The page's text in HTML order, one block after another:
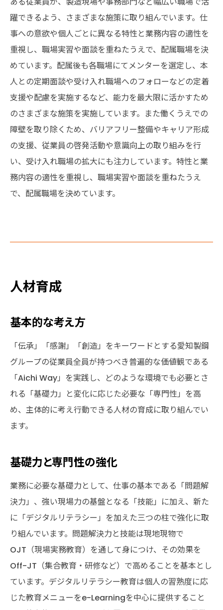
躍できるよう、さまざまな施策に取り組んでいます。仕
事への意欲や個人ごとに異なる特性と業務内容の適性を
重視し、職場実習や面談を重ねたうえで、配属職場を決
めています。配属後も各職場にてメンターを選定し、本
人との定期面談や受け入れ職場へのフォローなどの定着
支援や配慮を実施するなど、能力を最大限に活かすため
のさまざまな施策を実施しています。また働くうえでの
障壁を取り除くため、バリアフリー整備やキャリア形成
の支援、従業員の啓発活動や意識向上の取り組みを行
い、受け入れ職場の拡大にも注力しています。特性と業
務内容の適性を重視し、職場実習や面談を重ねたうえ
で、配属職場を決めています。
人材育成
基本的な考え方
「伝承」「感謝」「創造」をキーワードとする愛知製鋼
グループの従業員全員が持つべき普遍的な価値観である
「Aichi Way」を実践し、どのような環境でも必要とさ
れる「基礎力」と変化に応じた必要な「専門性」を高
め、主体的に考え行動できる人材の育成に取り組んでい
ます。
基礎力と専門性の強化
業務に必要な基礎力として、仕事の基本である「問題解
決力」、強い現場力の基盤となる「技能」に加え、新た
に「デジタルリテラシー」を加えた三つの柱で強化に取
り組んでいます。問題解決力と技能は現地現物で
OJT（現場実務教育）を通して身につけ、その効果を
Off-JT（集合教育・研修など）で高めることを基本とし
ています。デジタルリテラシー教育は個人の習熟度に応
じた教育メニューをe-Learningを中心に提供すること